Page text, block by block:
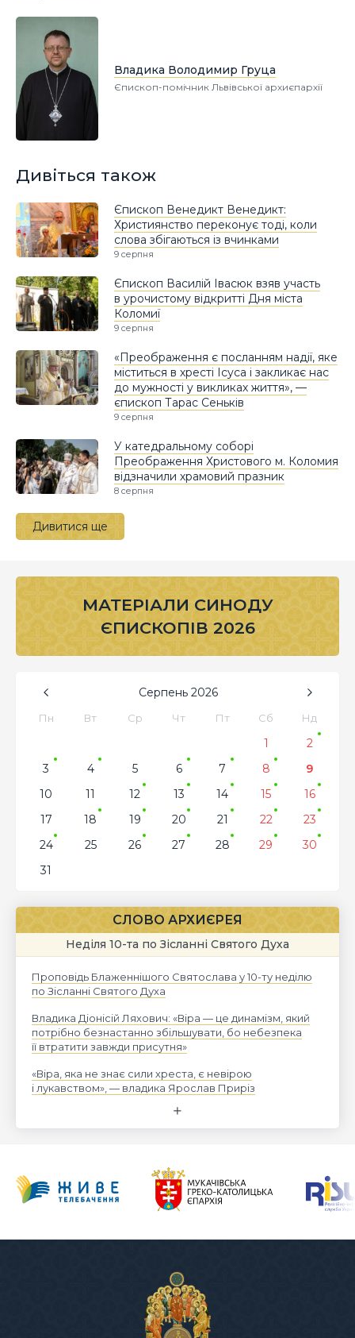
Владика Володимир Груца
Єпископ-помічник Львівської архиєпархії
Дивіться також
Єпископ Венедикт Венедикт:
Християнство переконує тоді, коли
слова збігаються із вчинками
9 серпня
Єпископ Василій Івасюк взяв участь
в урочистому відкритті Дня міста
Коломиї
9 серпня
«Преображення є посланням надії, яке
міститься в хресті Ісуса і закликає нас
до мужності у викликах життя», —
єпископ Тарас Сеньків
9 серпня
У катедральному соборі
Преображення Христового м. Коломия
відзначили храмовий празник
8 серпня
Дивитися ще
МАТЕРІАЛИ СИНОДУ
ЄПИСКОПІВ 2026
Серпень 2026
Пн Вт Ср Чт Пт Сб Нд
1
2
3
4 5 6 7 8
9
10
11 12 13 14 15
16
17
18 19 20 21 22
23
24
25 26 27 28 29
30
31
СЛОВО АРХИЄРЕЯ
Неділя 10-та по Зісланні Святого Духа
Проповідь Блаженнішого Святослава у 10-ту неділю
по Зісланні Святого Духа
Владика Діонісій Ляхович: «Віра — це динамізм, який
потрібно безнастанно збільшувати, бо небезпека
її втратити завжди присутня»
«Віра, яка не знає сили хреста, є невірою
і лукавством», — владика Ярослав Приріз